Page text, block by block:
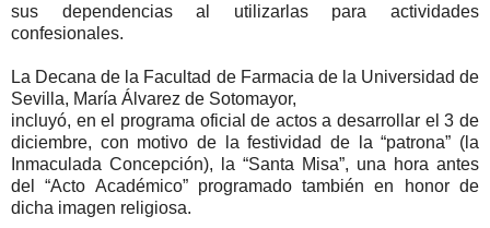
sus dependencias al utilizarlas para actividades
confesionales.
La Decana de la Facultad de Farmacia de la Universidad de
Sevilla, María Álvarez de Sotomayor,
incluyó, en el programa oficial de actos a desarrollar el 3 de
diciembre, con motivo de la festividad de la “patrona” (la
Inmaculada Concepción), la “Santa Misa”, una hora antes
del “Acto Académico” programado también en honor de
dicha imagen religiosa.